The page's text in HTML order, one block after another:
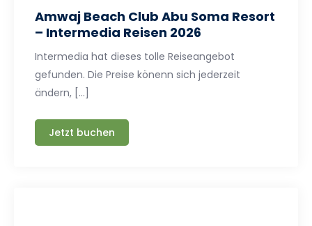
Amwaj Beach Club Abu Soma Resort
– Intermedia Reisen 2026
Intermedia hat dieses tolle Reiseangebot
gefunden. Die Preise könenn sich jederzeit
ändern, […]
Jetzt buchen